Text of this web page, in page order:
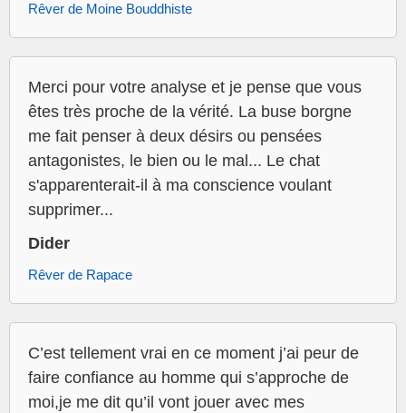
Rêver de Moine Bouddhiste
Merci pour votre analyse et je pense que vous
êtes très proche de la vérité. La buse borgne
me fait penser à deux désirs ou pensées
antagonistes, le bien ou le mal... Le chat
s'apparenterait-il à ma conscience voulant
supprimer...
Dider
Rêver de Rapace
C’est tellement vrai en ce moment j’ai peur de
faire confiance au homme qui s’approche de
moi,je me dit qu’il vont jouer avec mes